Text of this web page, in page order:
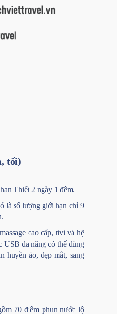
tối)
Thiết 2 ngày 1 đêm.
là số lượng giới hạn chỉ 9
cao cấp, tivi và hệ
USB đa năng có thể dùng
huyền ảo, đẹp mắt, sang
70 điểm phun nước lộ